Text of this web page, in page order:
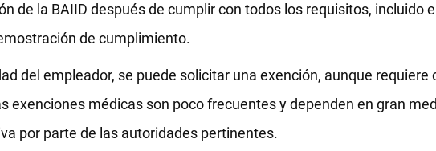
de la BAIID después de cumplir con todos los requisitos, incluido
de cumplimiento.
del empleador, se puede solicitar una exención, aunque requiere
exenciones médicas son poco frecuentes y dependen en gran
por parte de las autoridades pertinentes.